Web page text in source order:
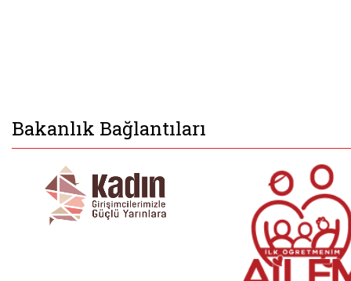
Bakanlık Bağlantıları